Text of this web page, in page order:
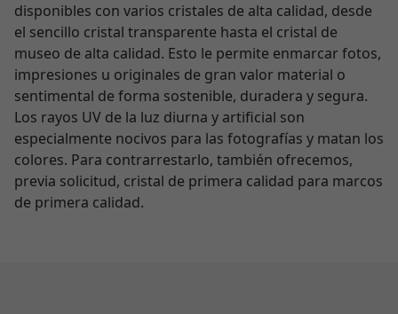
disponibles con varios cristales de alta calidad, desde
el sencillo cristal transparente hasta el cristal de
museo de alta calidad. Esto le permite enmarcar fotos,
impresiones u originales de gran valor material o
sentimental de forma sostenible, duradera y segura.
Los rayos UV de la luz diurna y artificial son
especialmente nocivos para las fotografías y matan los
colores. Para contrarrestarlo, también ofrecemos,
previa solicitud, cristal de primera calidad para marcos
de primera calidad.